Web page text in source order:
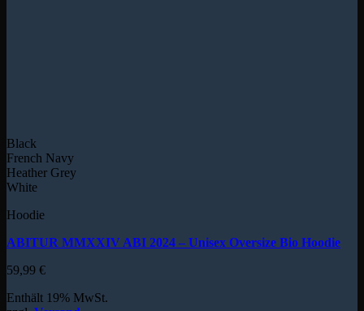
Black
French Navy
Heather Grey
White
Hoodie
ABITUR MMXXIV ABI 2024 – Unisex Oversize Bio Hoodie
59,99 €
Enthält 19% MwSt.